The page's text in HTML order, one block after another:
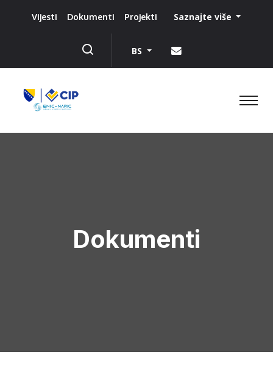
Vijesti Dokumenti Projekti Saznajte više
BS
Dokumenti